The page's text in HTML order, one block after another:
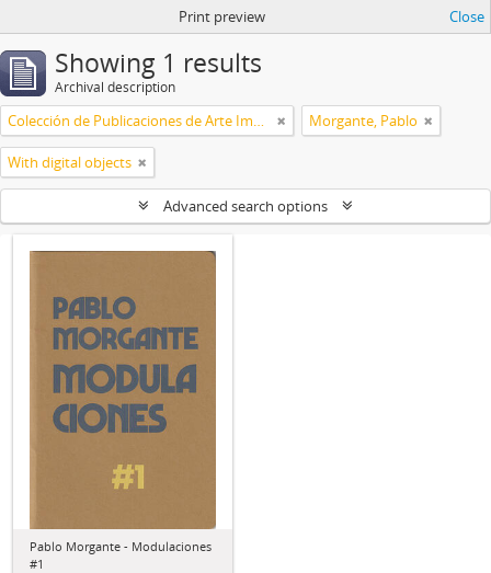
Print preview Close
Showing 1 results
Archival description
Colección de Publicaciones de Arte Impreso Morgante, Pablo
With digital objects
Advanced search options
Pablo Morgante - Modulaciones
#1